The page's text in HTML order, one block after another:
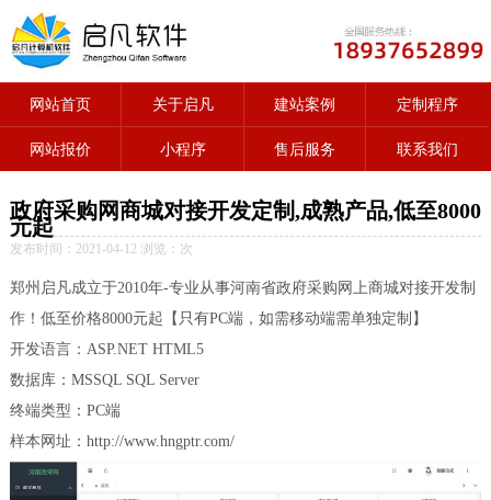
网站首页 关于启凡 建站案例 定制程序
网站报价 小程序 售后服务 联系我们
政府采购网商城对接开发定制,成熟产品,低至8000
元起
发布时间：2021-04-12 浏览： 次
郑州启凡成立于2010年-专业从事河南省政府采购网上商城对接开发制
作！低至价格8000元起【只有PC端，如需移动端需单独定制】
开发语言：ASP.NET HTML5
数据库：MSSQL SQL Server
终端类型：PC端
样本网址：http://www.hngptr.com/